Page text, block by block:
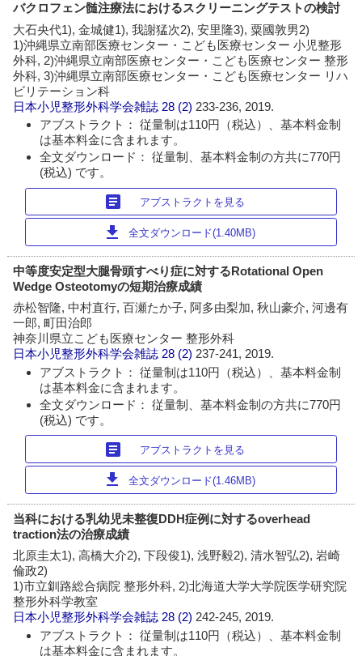
バクロフェン髄注療法におけるスクリーニングテストの検討
大石央代1), 金城健1), 我謝猛次2), 安里隆3), 粟國敦男2)
1)沖縄県立南部医療センター・こども医療センター 小児整形
外科, 2)沖縄県立南部医療センター・こども医療センター 整形
外科, 3)沖縄県立南部医療センター・こども医療センター リハ
ビリテーション科
日本小児整形外科学会雑誌 28 (2) 233-236, 2019.
アブストラクト： 従量制は110円（税込）、基本料金制
は基本料金に含まれます。
全文ダウンロード： 従量制、基本料金制の方共に770円
(税込) です。
article アブストラクトを見る
download 全文ダウンロード(1.40MB)
中等度安定型大腿骨頭すべり症に対するRotational Open
Wedge Osteotomyの短期治療成績
赤松智隆, 中村直行, 百瀬たか子, 阿多由梨加, 秋山豪介, 河邊有
一郎, 町田治郎
神奈川県立こども医療センター 整形外科
日本小児整形外科学会雑誌 28 (2)237-241, 2019.
アブストラクト： 従量制は110円（税込）、基本料金制
は基本料金に含まれます。
全文ダウンロード： 従量制、基本料金制の方共に770円
(税込) です。
article アブストラクトを見る
download 全文ダウンロード(1.46MB)
当科における乳幼児未整復DDH症例に対するoverhead
traction法の治療成績
北原圭太1), 高橋大介2), 下段俊1), 浅野毅2), 清水智弘2), 岩崎
倫政2)
1)市立釧路総合病院 整形外科, 2)北海道大学大学院医学研究院
整形外科学教室
日本小児整形外科学会雑誌 28 (2) 242-245, 2019.
アブストラクト： 従量制は110円（税込）、基本料金制
は基本料金に含まれます。